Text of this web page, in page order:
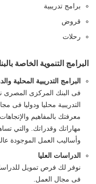
برامج تدريبية
قروض
رحلات
البرامج التنموية الخاصة
البرامج التدريبية المحلية
فى البنك المركزى المصرى
التدريبية محليا ودوليا
معرفتك بالمفاهيم
مهاراتك وقدراتك. والتي
وأساليب العمل الموجودة
الدراسات العليا
نوفر لك فرص تمويل
فى مجال العمل.